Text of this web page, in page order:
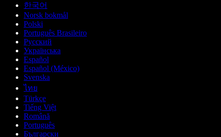
한국어
Norsk bokmål
Polski
Português Brasileiro
Русский
Українська
Español
Español (México)
Svenska
ไทย
Türkçe
Tiếng Việt
Română
Português
Български